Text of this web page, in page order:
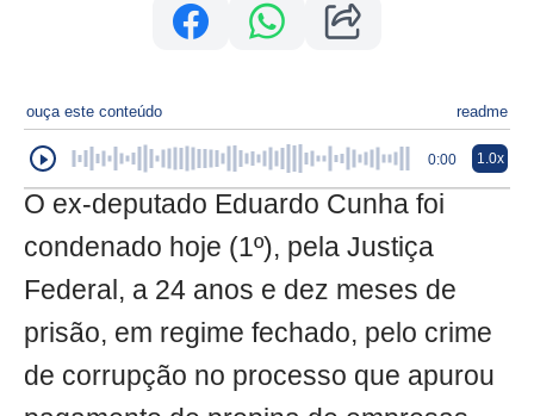
ouça este conteúdo readme
0:00 1.0x
O ex-deputado Eduardo Cunha foi
condenado hoje (1º), pela Justiça
Federal, a 24 anos e dez meses de
prisão, em regime fechado, pelo crime
de corrupção no processo que apurou